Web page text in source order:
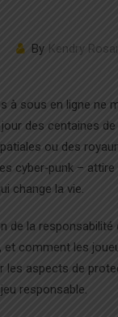
By Kendry
à sous en ligne ne
des centaines
ou des
cyber‑punk –
change la vie.
de la
et comment les
les aspects de
responsable.